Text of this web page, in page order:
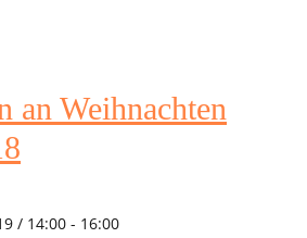
an Weihnachten
/ 14:00 - 16:00